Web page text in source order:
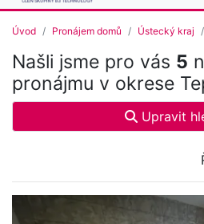
Úvod Pronájem domů Ústecký kraj
Našli jsme pro vás 5
pronájmu v okrese
Upravit